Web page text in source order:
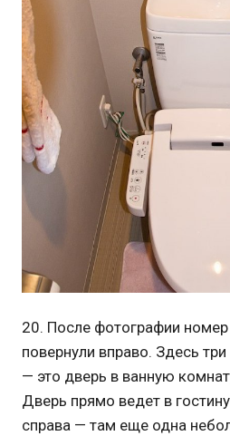
20. После фотографии
повернули вправо. Здесь
— это дверь в ванную
Дверь прямо ведет в
справа — там еще одна